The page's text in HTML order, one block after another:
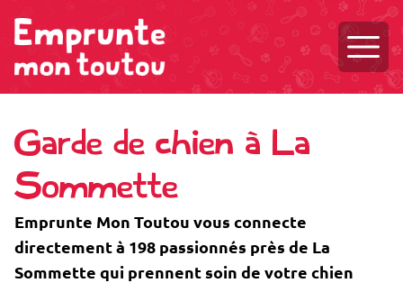
Garde de chien à La
Sommette
Emprunte Mon Toutou vous connecte
directement à 198 passionnés près de La
Sommette qui prennent soin de votre chien